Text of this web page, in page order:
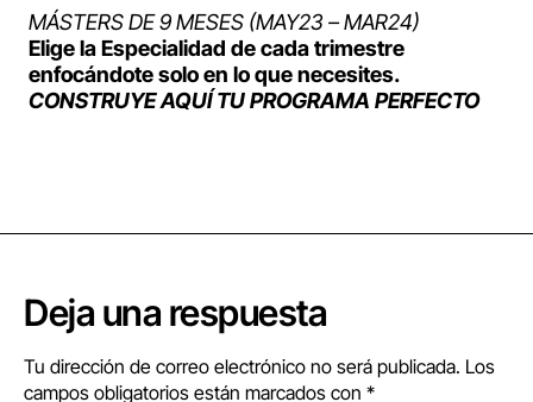
MÁSTERS DE 9 MESES (MAY23 – MAR24)
Elige la Especialidad de cada trimestre
enfocándote solo en lo que necesites.
CONSTRUYE AQUÍ TU PROGRAMA PERFECTO
Deja una respuesta
Tu dirección de correo electrónico no será publicada. Los
campos obligatorios están marcados con *